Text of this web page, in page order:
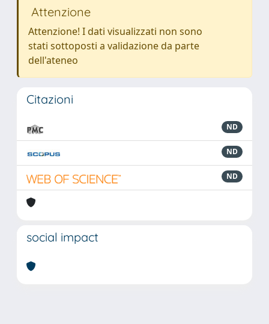
Attenzione
Attenzione! I dati visualizzati non sono
stati sottoposti a validazione da parte
dell'ateneo
Citazioni
ND
ND
ND
social impact